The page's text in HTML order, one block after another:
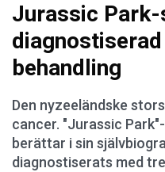
Jurassic
behandling
Den nyzeeländske
cancer. "Jurassic
berättar i sin
diagnostiserats med